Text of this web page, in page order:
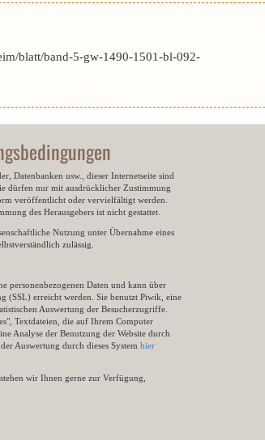
blatt/band-5-gw-1490-1501-bl-092-
Datenbanken usw., dieser Internetseite sind
dürfen nur mit ausdrücklicher Zustimmung
veröffentlicht oder vervielfältigt werden.
des Herausgebers ist nicht gestattet.
Nutzung unter Übernahme eines
zulässig.
personenbezogenen Daten und kann über
(SSL) erreicht werden. Sie benutzt Piwik, eine
Auswertung der Besucherzugriffe.
Textdateien, die auf Ihrem Computer
Analyse der Benutzung der Website durch
Auswertung durch dieses System hier
wir Ihnen gerne zur Verfügung,